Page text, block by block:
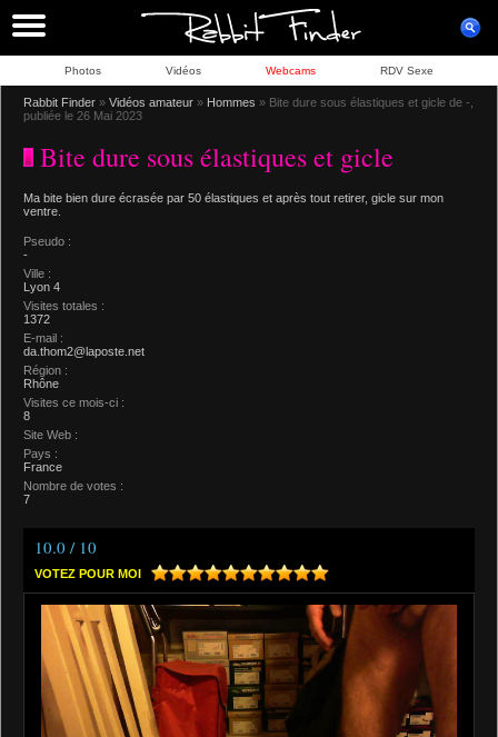
Photos Vidéos Webcams RDV Sexe
Rabbit Finder » Vidéos amateur » Hommes » Bite dure sous élastiques et gicle de -,
publiée le 26 Mai 2023
Bite dure sous élastiques et gicle
Ma bite bien dure écrasée par 50 élastiques et après tout retirer, gicle sur mon
ventre.
Pseudo :
-
Ville :
Lyon 4
Visites totales :
1372
E-mail :
da.thom2@laposte.net
Région :
Rhône
Visites ce mois-ci :
8
Site Web :
Pays :
France
Nombre de votes :
7
10.0 / 10
VOTEZ POUR MOI